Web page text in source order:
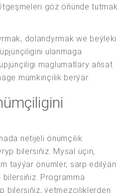
göz öňünde tutmak
dolandyrmak we beýleki
ulanmaga
maglumatlary aňsat
mümkinçilik berýär.
netijeli önümçilik
bilersiňiz. Mysal üçin,
taýýar önümler, sarp edilýän
Programma
bilersiňiz, ýetmezçiliklerden